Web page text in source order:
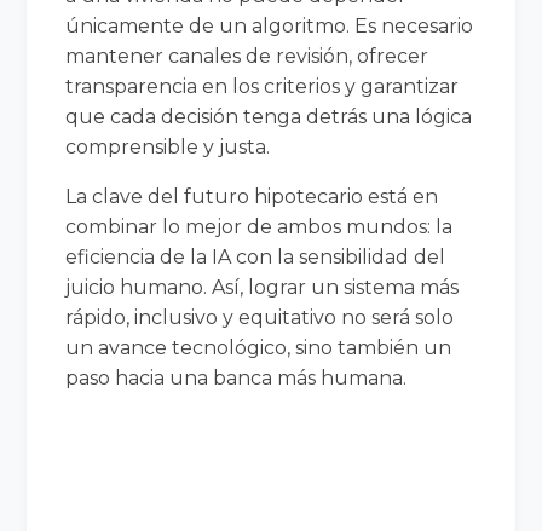
únicamente de un algoritmo. Es necesario
mantener canales de revisión, ofrecer
transparencia en los criterios y garantizar
que cada decisión tenga detrás una lógica
comprensible y justa.
La clave del futuro hipotecario está en
combinar lo mejor de ambos mundos: la
eficiencia de la IA con la sensibilidad del
juicio humano. Así, lograr un sistema más
rápido, inclusivo y equitativo no será solo
un avance tecnológico, sino también un
paso hacia una banca más humana.